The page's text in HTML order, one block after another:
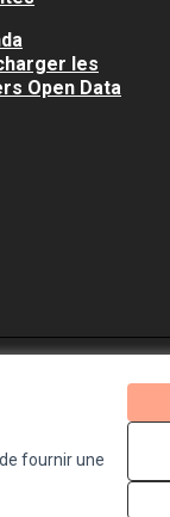
fournir une
les
Open Data